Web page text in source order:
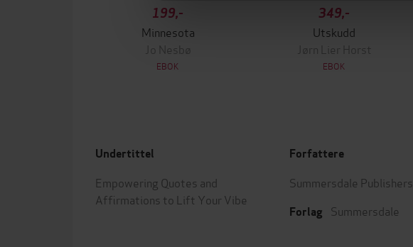
199,-
Minnesota
Jo Nesbø
EBOK
349,-
Utskudd
Jørn Lier Horst
EBOK
Undertittel
Empowering Quotes and
Affirmations to Lift Your Vibe
Forfattere
Summersdale Publishers
Forlag Summersdale